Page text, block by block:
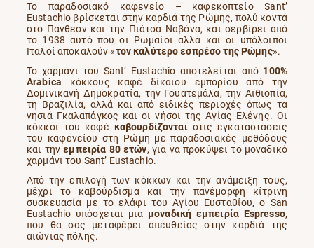
Το παραδοσιακό καφενείο – καφεκοπτείο Sant’
Eustachio βρίσκεται στην καρδιά της Ρώμης, πολύ κοντά
στο Πάνθεον και την Πιάτσα Ναβόνα, και σερβίρει από
το 1938 αυτό που οι Ρωμαίοι αλλά και οι υπόλοιποι
Ιταλοί αποκαλούν «τον καλύτερο εσπρέσο της Ρώμης».
Το χαρμάνι του Sant’ Eustachio αποτελείται από 100%
Arabica κόκκους καφέ δίκαιου εμπορίου από την
Δομινικανή Δημοκρατία, την Γουατεμάλα, την Αιθιοπία,
τη Βραζιλία, αλλά και από ειδικές περιοχές όπως τα
νησιά Γκαλαπάγκος και οι νήσοι της Αγίας Ελένης. Οι
κόκκοι του καφέ καβουρδίζονταιστις εγκαταστάσεις
του καφενείου στη Ρώμη με παραδοσιακές μεθόδους
και τηνεμπειρία 80 ετών, για να προκύψει το μοναδικό
χαρμάνι του Sant’ Eustachio.
Από την επιλογή των κόκκων και την ανάμειξη τους,
μέχρι το καβούρδισμα και την πανέμορφη κίτρινη
συσκευασία με το ελάφι του Αγίου Ευσταθίου, o San
Eustachio υπόσχεται μια μοναδική εμπειρία Espresso,
που θα σας μεταφέρει απευθείας στην καρδιά της
αιώνιας πόλης.